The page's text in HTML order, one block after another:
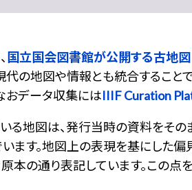
国立国会図書館が公開する古地図
代の地図や情報とも統合することで
おデータ収集にはIIIF Curation
る地図は、発行当時の資料をそ
ます。地図上の表現を基にした偏
本の通り表記しています。この点